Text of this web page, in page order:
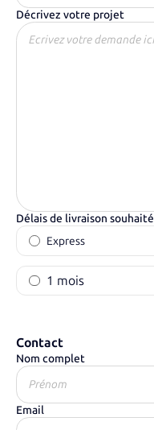
Décrivez votre projet
Délais de livraison souhaité
Express
1 mois
Contact
Nom complet
Email